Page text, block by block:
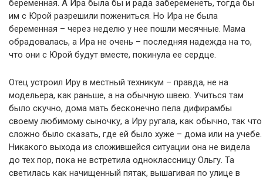
беременная. А Ира была бы и рада забеременеть, тогда бы
им с Юрой разрешили пожениться. Но Ира не была
беременная – через неделю у нее пошли месячные. Мама
обрадовалась, а Ира не очень – последняя надежда на то,
что они с Юрой будут вместе, покинула ее сердце.
Отец устроил Иру в местный техникум – правда, не на
модельера, как раньше, а на обычную швею. Учиться там
было скучно, дома мать бесконечно пела дифирамбы
своему любимому сыночку, а Иру ругала, как обычно, так что
сложно было сказать, где ей было хуже – дома или на учебе.
Никакого выхода из сложившейся ситуации она не видела
до тех пор, пока не встретила одноклассницу Ольгу. Та
светилась как начищенный пятак, вышагивая по улице в